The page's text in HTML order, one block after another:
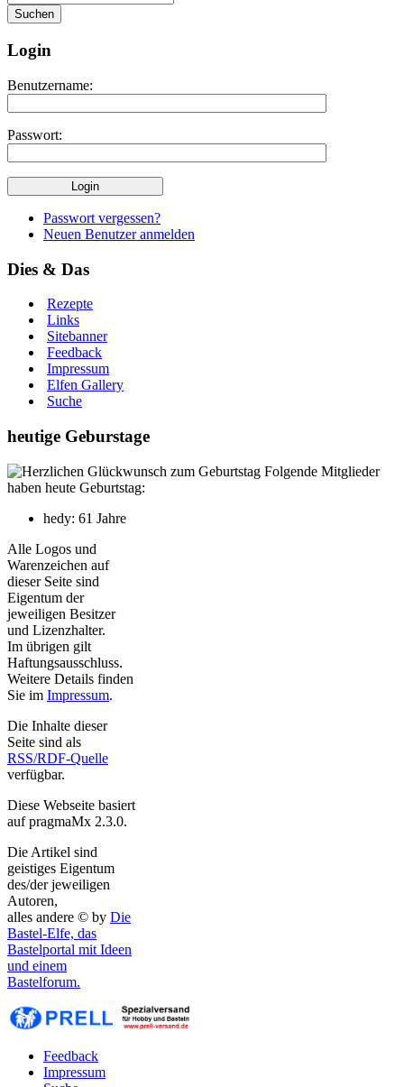
Login
Benutzername:
Passwort:
Passwort vergessen?
Neuen Benutzer anmelden
Dies & Das
Rezepte
Links
Sitebanner
Feedback
Impressum
Elfen Gallery
Suche
heutige Geburstage
Folgende Mitglieder
haben heute Geburtstag:
hedy: 61 Jahre
Alle Logos und
Warenzeichen auf
dieser Seite sind
Eigentum der
jeweiligen Besitzer
und Lizenzhalter.
Im übrigen gilt
Haftungsausschluss.
Weitere Details finden
Sie im Impressum.
Die Inhalte dieser
Seite sind als
RSS/RDF-Quelle
verfügbar.
Diese Webseite basiert
auf pragmaMx 2.3.0.
Die Artikel sind
geistiges Eigentum
des/der jeweiligen
Autoren,
alles andere © by Die
Bastel-Elfe, das
Bastelportal mit Ideen
und einem
Bastelforum.
Feedback
Impressum